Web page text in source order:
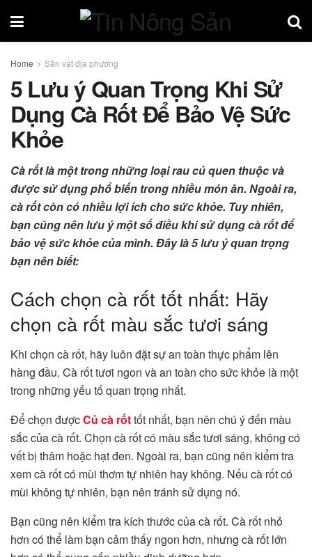
Home Sản vật địa phương
5 Lưu ý Quan Trọng Khi Sử
Dụng Cà Rốt Để Bảo Vệ Sức
Khỏe
Cà rốt là một trong những loại rau củ quen thuộc và
được sử dụng phổ biến trong nhiều món ăn. Ngoài ra,
cà rốt còn có nhiều lợi ích cho sức khỏe. Tuy nhiên,
bạn cũng nên lưu ý một số điều khi sử dụng cà rốt để
bảo vệ sức khỏe của mình. Đây là 5 lưu ý quan trọng
bạn nên biết:
Cách chọn cà rốt tốt nhất: Hãy
chọn cà rốt màu sắc tươi sáng
Khi chọn cà rốt, hãy luôn đặt sự an toàn thực phẩm lên
hàng đầu. Cà rốt tươi ngon và an toàn cho sức khỏe là một
trong những yếu tố quan trọng nhất.
Để chọn đượcCủ cà rốttốt nhất, bạn nên chú ý đến màu
sắc của cà rốt. Chọn cà rốt có màu sắc tươi sáng, không có
vết bị thâm hoặc hạt đen. Ngoài ra, bạn cũng nên kiểm tra
xem cà rốt có mùi thơm tự nhiên hay không. Nếu cà rốt có
mùi không tự nhiên, bạn nên tránh sử dụng nó.
Bạn cũng nên kiểm tra kích thước của cà rốt. Cà rốt nhỏ
hơn có thể làm bạn cảm thấy ngon hơn, nhưng cà rốt lớn